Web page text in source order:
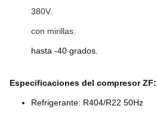
380V.
con mirillas.
hasta -40 grados.
Especificaciones del compresor ZF:
Refrigerante: R404/R22 50Hz